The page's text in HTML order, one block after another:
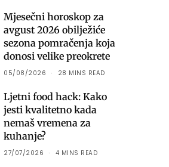
Mjesečni horoskop za
avgust 2026 obilježiće
sezona pomračenja koja
donosi velike preokrete
05/08/2026 28 MINS READ
Ljetni food hack: Kako
jesti kvalitetno kada
nemaš vremena za
kuhanje?
27/07/2026 4 MINS READ